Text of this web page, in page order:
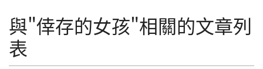
與"倖存的女孩"相關的文章列
表